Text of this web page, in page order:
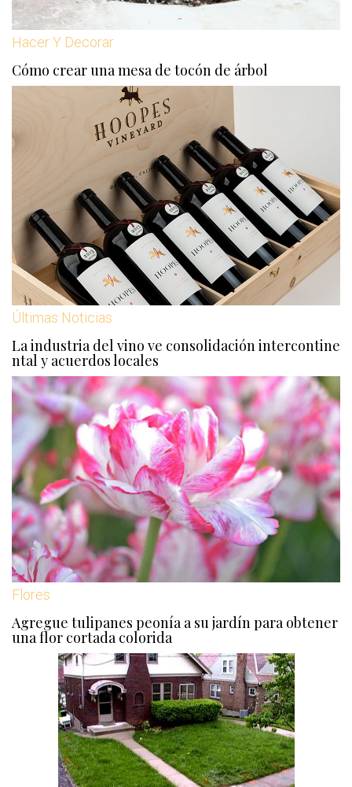
Hacer Y Decorar
Cómo crear una mesa de tocón de árbol
Últimas Noticias
La industria del vino ve consolidación intercontine
ntal y acuerdos locales
Flores
Agregue tulipanes peonía a su jardín para obtener
una flor cortada colorida